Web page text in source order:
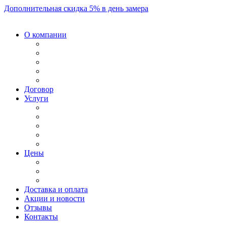
Дополнительная скидка 5% в день замера
О компании
Договор
Услуги
Цены
Доставка и оплата
Акции и новости
Отзывы
Контакты